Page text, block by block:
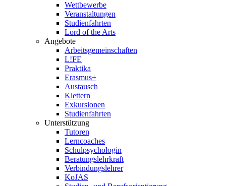
Wettbewerbe
Veranstaltungen
Studienfahrten
Lord of the Arts
Angebote
Arbeitsgemeinschaften
L!FE
Praktika
Erasmus+
Austausch
Klettern
Exkursionen
Studienfahrten
Unterstützung
Tutoren
Lerncoaches
Schulpsychologin
Beratungslehrkraft
Verbindungslehrer
KoJAS